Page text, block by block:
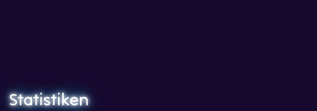
Statistiken